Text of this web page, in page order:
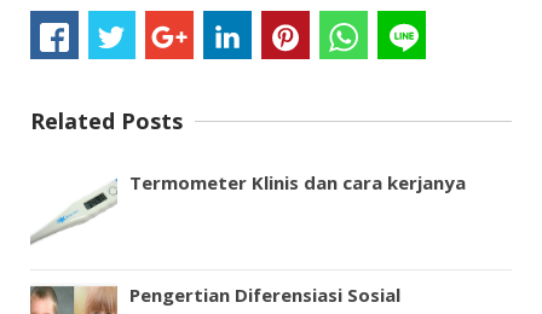
Related Posts
Termometer Klinis dan cara kerjanya
Pengertian Diferensiasi Sosial